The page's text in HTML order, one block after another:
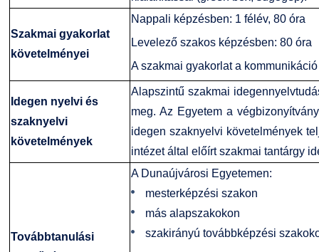
Szakmai gyakorlat
követelményei
Nappali képzésben: 1 félév, 80 óra
Levelező szakos képzésben: 80 óra
A szakmai gyakorlat a
Idegen nyelvi és
szaknyelvi
követelmények
Alapszintű szakmai
meg. Az Egyetem a
idegen szaknyelvi követelmények
intézet által előírt szakmai tantárgy
Továbbtanulási
A Dunaújvárosi Egyetemen:
mesterképzési szakon
más alapszakokon
szakirányú továbbképzési